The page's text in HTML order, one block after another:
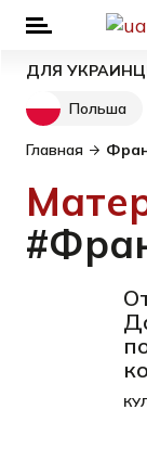
ДЛЯ
Польша
Главная